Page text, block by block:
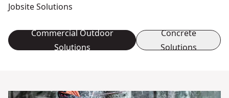
Jobsite Solutions
Commercial Outdoor
Solutions
Concrete
Solutions